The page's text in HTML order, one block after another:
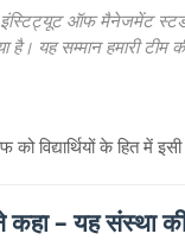
इंस्टिट्यूट ऑफ मैनेजमेंट
यह सम्मान हमारी टीम की
विद्यार्थियों के हित में
– यह संस्था